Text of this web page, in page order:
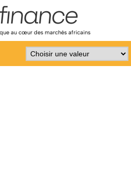
au cœur des marchés africains